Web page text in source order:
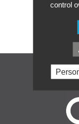
Navigation
control